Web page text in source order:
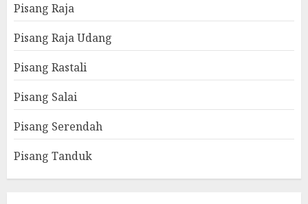
Pisang Raja
Pisang Raja Udang
Pisang Rastali
Pisang Salai
Pisang Serendah
Pisang Tanduk